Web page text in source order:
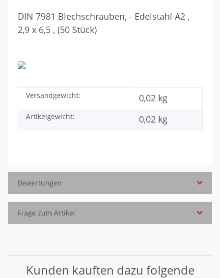
DIN 7981 Blechschrauben, - Edelstahl A2 ,
2,9 x 6,5 , (50 Stück)
Produkteigenschaft
Wert
Versandgewicht: 0,02 kg
Artikelgewicht: 0,02 kg
Bewertungen
Frage zum Artikel
Kunden kauften dazu folgende